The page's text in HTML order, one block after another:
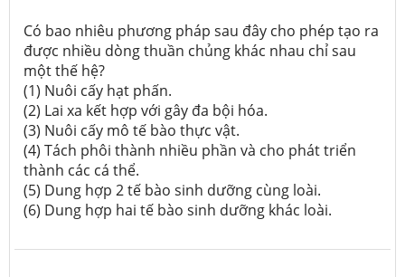
Có bao nhiêu phương pháp sau đây cho phép tạo ra
được nhiều dòng thuần chủng khác nhau chỉ sau
một thế hệ?
(1) Nuôi cấy hạt phấn.
(2) Lai xa kết hợp với gây đa bội hóa.
(3) Nuôi cấy mô tế bào thực vật.
(4) Tách phôi thành nhiều phần và cho phát triển
thành các cá thể.
(5) Dung hợp 2 tế bào sinh dưỡng cùng loài.
(6) Dung hợp hai tế bào sinh dưỡng khác loài.